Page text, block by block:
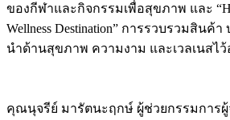
ของกีฬาและกิจกรรมเพื่อสุขภาพ และ
Wellness Destination” การรวบรวมสิน
นำด้านสุขภาพ ความงาม และเวลเนสไว้
คุณนุจรีย์ มารัตนะฤกษ์ ผู้ช่วยกรรมการ